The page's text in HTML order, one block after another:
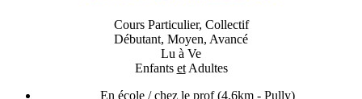
Cours Particulier, Collectif
Débutant, Moyen, Avancé
Lu à Ve
Enfants etAdultes
En école / chez le prof(4.6km - Pully)